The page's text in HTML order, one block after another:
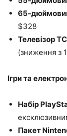
65-
$328
Телевізор
(зниження з
Ігри та
Набір
Пакет